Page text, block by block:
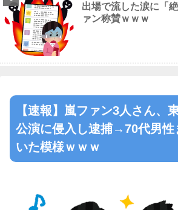
出場で流した涙に「
ァン称賛ｗｗｗ
【速報】嵐ファン3人さん、
公演に侵入し逮捕→70代男性
いた模様ｗｗｗ